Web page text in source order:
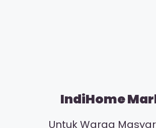
IndiHome
Untuk Warga